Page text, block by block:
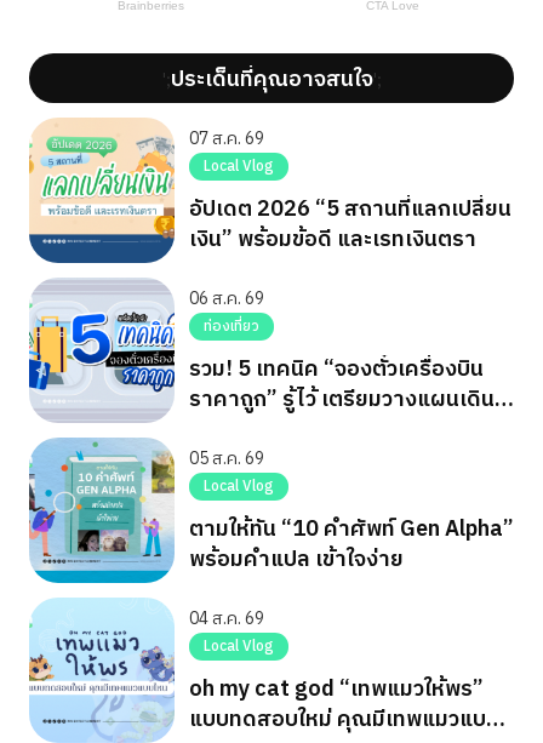
';ประเด็นที่คุณอาจสนใจ';
07 ส.ค. 69
Local Vlog
อัปเดต 2026 “5 สถานที่แลกเปลี่ยน
เงิน” พร้อมข้อดี และเรทเงินตรา
06 ส.ค. 69
ท่องเที่ยว
รวม! 5 เทคนิค “จองตั๋วเครื่องบิน
ราคาถูก” รู้ไว้ เตรียมวางแผนเดิน
05 ส.ค. 69
Local Vlog
ตามให้ทัน “10 คำศัพท์ Gen Alpha”
พร้อมคำแปล เข้าใจง่าย
04 ส.ค. 69
Local Vlog
oh my cat god “เทพแมวให้พร”
แบบทดสอบใหม่ คุณมีเทพแมวแบบ